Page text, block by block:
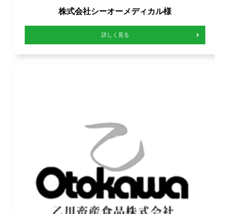
株式会社シーオーメディカル様
詳しく見る